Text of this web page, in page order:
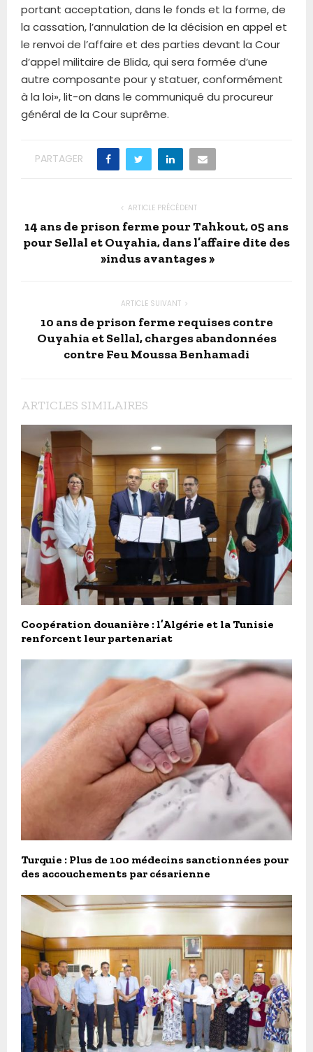
portant acceptation, dans le fonds et la forme, de
la cassation, l’annulation de la décision en appel et
le renvoi de l’affaire et des parties devant la Cour
d’appel militaire de Blida, qui sera formée d’une
autre composante pour y statuer, conformément
à la loi», lit-on dans le communiqué du procureur
général de la Cour suprême.
PARTAGER
ARTICLE PRÉCÉDENT
14 ans de prison ferme pour Tahkout, 05 ans
pour Sellal et Ouyahia, dans l’affaire dite des
»indus avantages »
ARTICLE SUIVANT
10 ans de prison ferme requises contre
Ouyahia et Sellal, charges abandonnées
contre Feu Moussa Benhamadi
ARTICLES SIMILAIRES
Coopération douanière : l’Algérie et la Tunisie
renforcent leur partenariat
Turquie : Plus de 100 médecins sanctionnées pour
des accouchements par césarienne